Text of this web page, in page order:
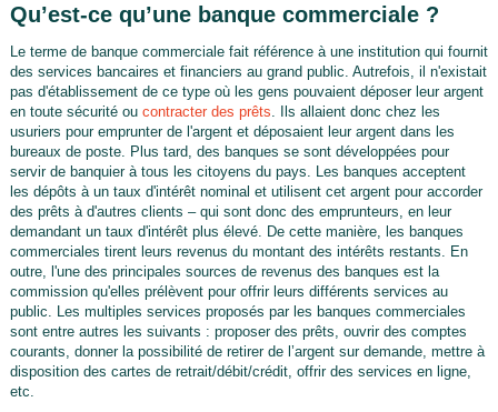
Qu’est-ce qu’une banque commerciale ?
Le terme de banque commerciale fait référence à une institution qui fournit
des services bancaires et financiers au grand public. Autrefois, il n'existait
pas d'établissement de ce type où les gens pouvaient déposer leur argent
en toute sécurité ou contracter des prêts . Ils allaient donc chez les
usuriers pour emprunter de l'argent et déposaient leur argent dans les
bureaux de poste. Plus tard, des banques se sont développées pour
servir de banquier à tous les citoyens du pays. Les banques acceptent
les dépôts à un taux d'intérêt nominal et utilisent cet argent pour accorder
des prêts à d'autres clients – qui sont donc des emprunteurs, en leur
demandant un taux d'intérêt plus élevé. De cette manière, les banques
commerciales tirent leurs revenus du montant des intérêts restants. En
outre, l'une des principales sources de revenus des banques est la
commission qu'elles prélèvent pour offrir leurs différents services au
public. Les multiples services proposés par les banques commerciales
sont entre autres les suivants : proposer des prêts, ouvrir des comptes
courants, donner la possibilité de retirer de l’argent sur demande, mettre à
disposition des cartes de retrait/débit/crédit, offrir des services en ligne,
etc.